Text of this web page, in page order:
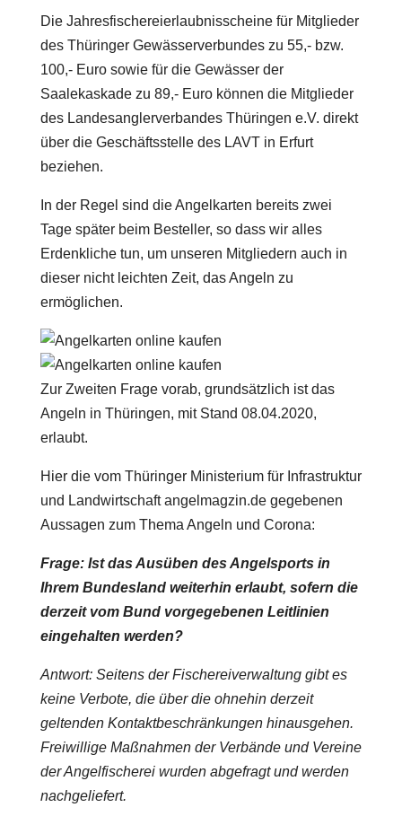
Die Jahresfischereierlaubnisscheine für Mitglieder
des Thüringer Gewässerverbundes zu 55,- bzw.
100,- Euro sowie für die Gewässer der
Saalekaskade zu 89,- Euro können die Mitglieder
des Landesanglerverbandes Thüringen e.V. direkt
über die Geschäftsstelle des LAVT in Erfurt
beziehen.
In der Regel sind die Angelkarten bereits zwei
Tage später beim Besteller, so dass wir alles
Erdenkliche tun, um unseren Mitgliedern auch in
dieser nicht leichten Zeit, das Angeln zu
ermöglichen.
Zur Zweiten Frage vorab, grundsätzlich ist das
Angeln in Thüringen, mit Stand 08.04.2020,
erlaubt.
Hier die vom Thüringer Ministerium für Infrastruktur
und Landwirtschaft angelmagzin.de gegebenen
Aussagen zum Thema Angeln und Corona:
Frage: Ist das Ausüben des Angelsports in
Ihrem Bundesland weiterhin erlaubt, sofern die
derzeit vom Bund vorgegebenen Leitlinien
eingehalten werden?
Antwort: Seitens der Fischereiverwaltung gibt es
keine Verbote, die über die ohnehin derzeit
geltenden Kontaktbeschränkungen hinausgehen.
Freiwillige Maßnahmen der Verbände und Vereine
der Angelfischerei wurden abgefragt und werden
nachgeliefert.